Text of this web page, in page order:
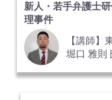
新人・若手弁護士
理事件
【講師
堀口 雅